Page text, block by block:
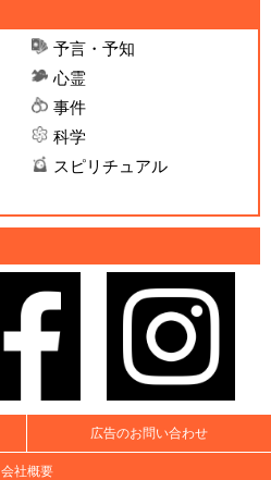
予言・予知
心霊
事件
科学
スピリチュアル
広告のお問い合わせ
会社概要